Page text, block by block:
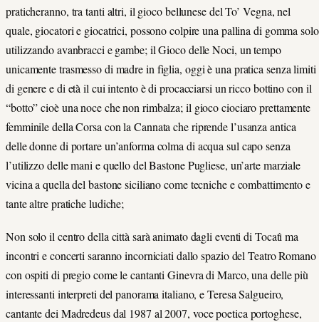
praticheranno, tra tanti altri, il gioco bellunese del To’ Vegna, nel
quale, giocatori e giocatrici, possono colpire una pallina di gomma solo
utilizzando avanbracci e gambe; il Gioco delle Noci, un tempo
unicamente trasmesso di madre in figlia, oggi è una pratica senza limiti
di genere e di età̀ il cui intento è di procacciarsi un ricco bottino con il
“botto” cioè una noce che non rimbalza; il gioco ciociaro prettamente
femminile della Corsa con la Cannata che riprende l’usanza antica
delle donne di portare un’anforma colma di acqua sul capo senza
l’utilizzo delle mani e quello del Bastone Pugliese, un’arte marziale
vicina a quella del bastone siciliano come tecniche e combattimento e
tante altre pratiche ludiche;
Non solo il centro della città sarà animato dagli eventi di Tocatì ma
incontri e concerti saranno incorniciati dallo spazio del Teatro Romano
con ospiti di pregio come le cantanti Ginevra di Marco, una delle più
interessanti interpreti del panorama italiano, e Teresa Salgueiro,
cantante dei Madredeus dal 1987 al 2007, voce poetica portoghese,